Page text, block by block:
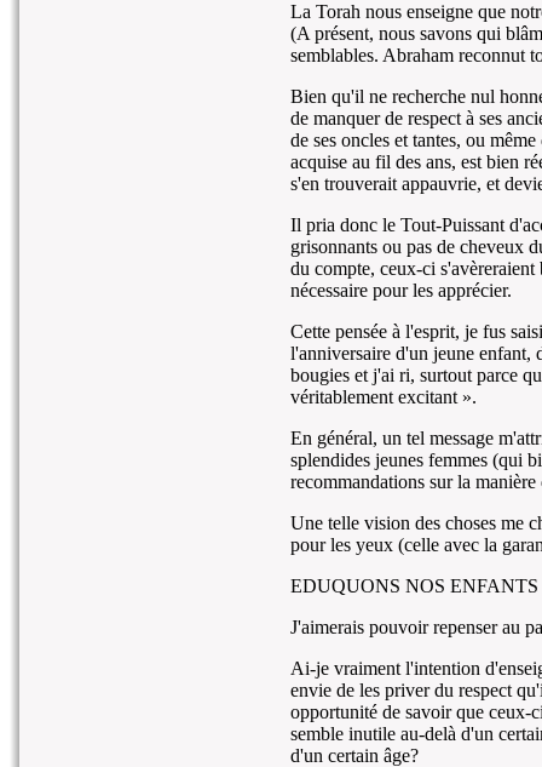
La Torah nous enseigne que
(A présent, nous savons qui
semblables. Abraham reconnut
Bien qu'il ne recherche nul
de manquer de respect à ses
de ses oncles et tantes, ou
acquise au fil des ans, est bien
s'en trouverait appauvrie, et
Il pria donc le Tout-Puissant
grisonnants ou pas de cheveux
du compte, ceux-ci
nécessaire pour les apprécier.
Cette pensée à l'esprit, je fus
l'anniversaire d'un jeune enfant,
bougies et j'ai ri, surtout parce
véritablement excitant ».
En général, un tel message
splendides jeunes femmes (qui
recommandations sur la
Une telle vision des choses me
pour les yeux (celle avec la
EDUQUONS NOS
J'aimerais pouvoir repenser au
Ai-je vraiment l'intention
envie de les priver du respect
opportunité de savoir que ceux-
semble inutile au-delà d'un
d'un certain âge?